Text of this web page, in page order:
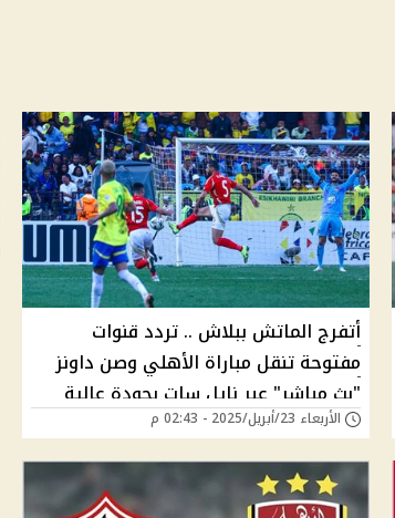
أتفرج الماتش ببلاش .. تردد قنوات
مفتوحة تنقل مباراة الأهلي وصن داونز
"بث مباشر" عبر نايل سات بجودة عالية
مفاجأة عن معلق المباراة هل سيكون
الشوالي؟
الأربعاء 23/أبريل/2025 - 02:43 م